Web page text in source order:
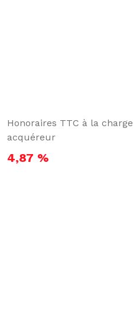
Honoraires TTC à la charge
acquéreur
4,87 %